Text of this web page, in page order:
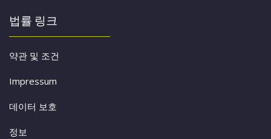
법률 링크
약관 및 조건
Impressum
데이터 보호
정보